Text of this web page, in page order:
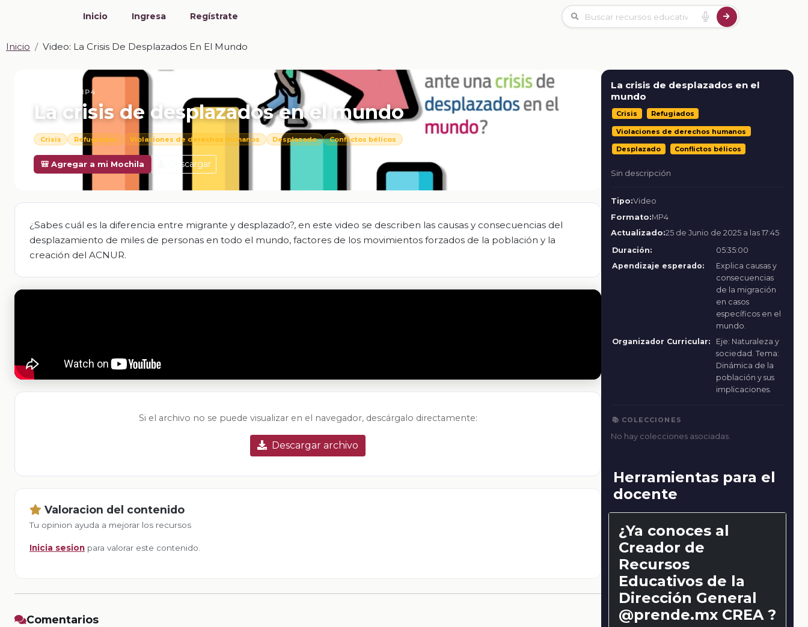
Inicio Ingresa Regístrate
Inicio Video: La Crisis De Desplazados En El Mundo
📎 VIDEO · MP4
La crisis de desplazados en el mundo
Crisis Refugiados Violaciones de derechos humanos Desplazado Conflictos bélicos
🎒 Agregar a mi Mochila Descargar
¿Sabes cuál es la diferencia entre migrante y desplazado?, en este video se describen las causas y consecuencias del
desplazamiento de miles de personas en todo el mundo, factores de los movimientos forzados de la población y la
creación del ACNUR.
Si el archivo no se puede visualizar en el navegador, descárgalo directamente:
Descargar archivo
Valoracion del contenido
Tu opinion ayuda a mejorar los recursos
Inicia sesion para valorar este contenido.
Comentarios
La crisis de desplazados en el
mundo
Crisis Refugiados
Violaciones de derechos humanos
Desplazado Conflictos bélicos
Sin descripción
Tipo:Video
Formato:MP4
Actualizado:25 de Junio de 2025 a las 17:45
Duración:
05:35:00
Apendizaje esperado:
Explica causas y
consecuencias
de la migración
en casos
específicos en el
mundo.
Organizador Curricular:
Eje: Naturaleza y
sociedad. Tema:
Dinámica de la
población y sus
implicaciones.
📚 COLECCIONES
No hay colecciones asociadas.
Herramientas para el
docente
¿Ya conoces al
Creador de
Recursos
Educativos de la
Dirección General
@prende.mx CREA ?